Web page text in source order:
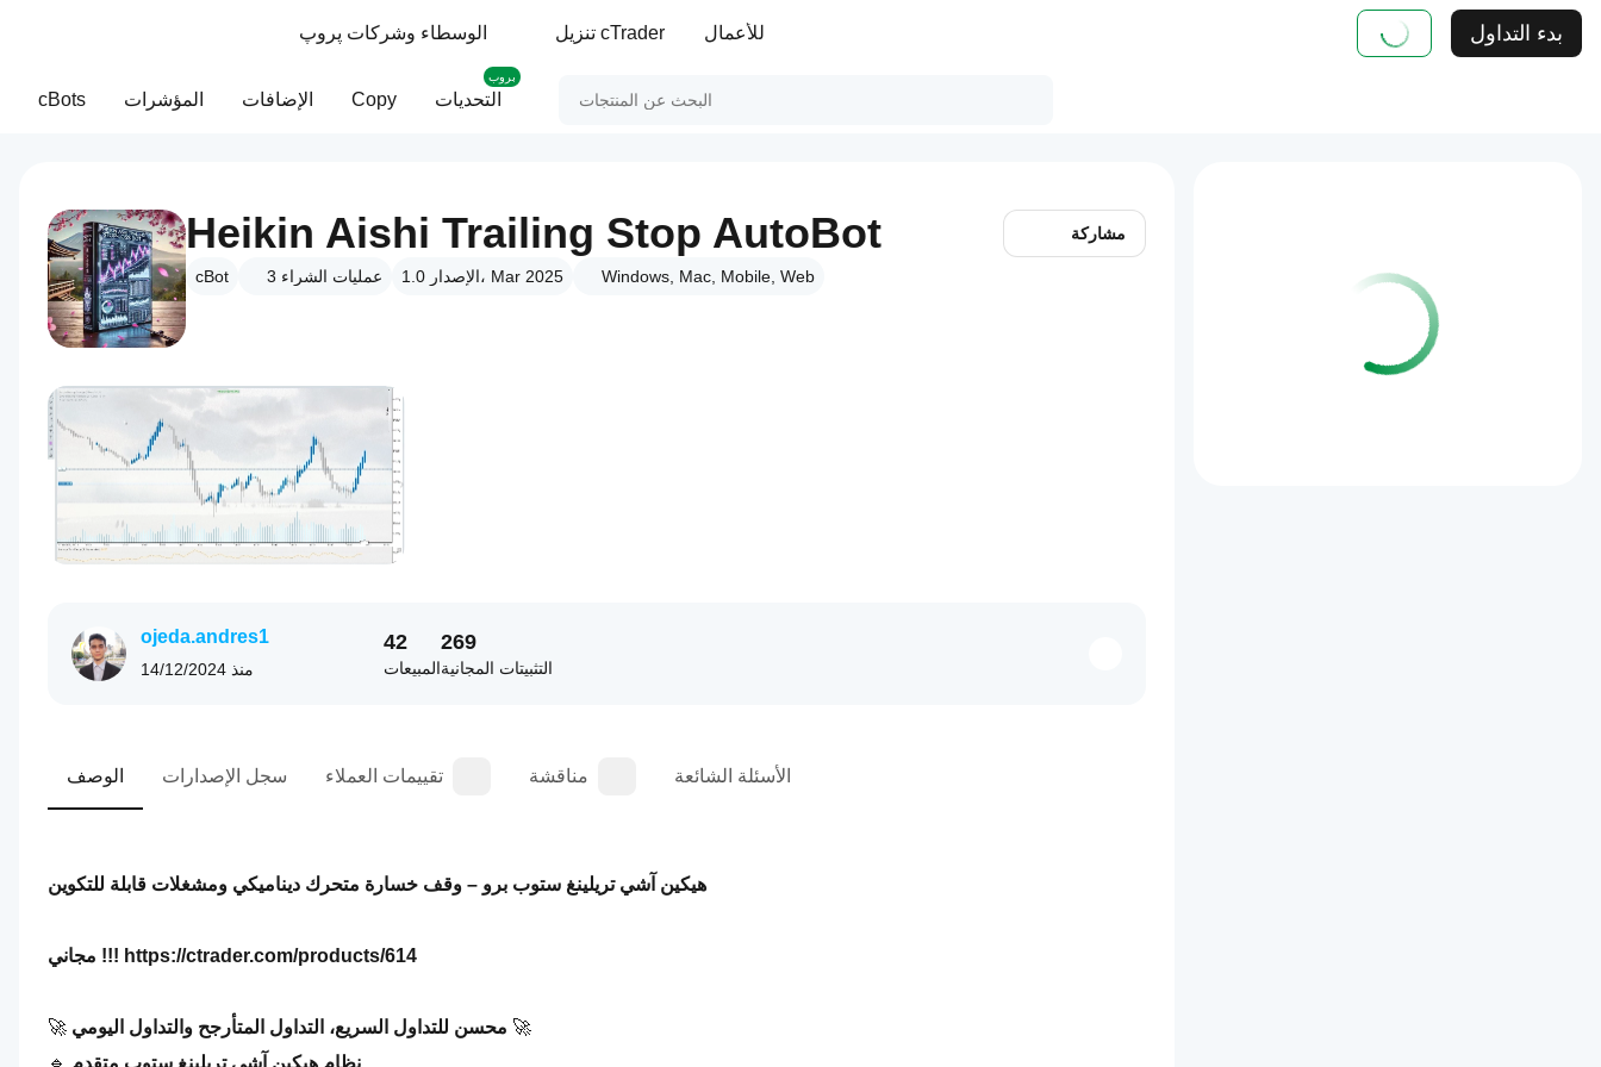
الوسطاء وشركات پروپ تنزيل cTrader للأعمال بدء التداول
cBots المؤشرات الإضافات Copy التحديات
بروب
Heikin Aishi Trailing Stop AutoBot
cBot 3 عمليات الشراء الإصدار 1.0، Mar 2025 Windows, Mac, Mobile, Web
مشاركة
ojeda.andres1
منذ 14/12/2024
42
المبيعات
269
التثبيتات المجانية
الوصف سجل الإصدارات تقييمات العملاء مناقشة الأسئلة الشائعة
هيكين آشي تريلينغ ستوب برو – وقف خسارة متحرك ديناميكي ومشغلات قابلة للتكوين
مجاني !!! https://ctrader.com/products/614
🚀 محسن للتداول السريع، التداول المتأرجح والتداول اليومي 🚀
🔹 نظام هيكين آشي تريلينغ ستوب متقدم